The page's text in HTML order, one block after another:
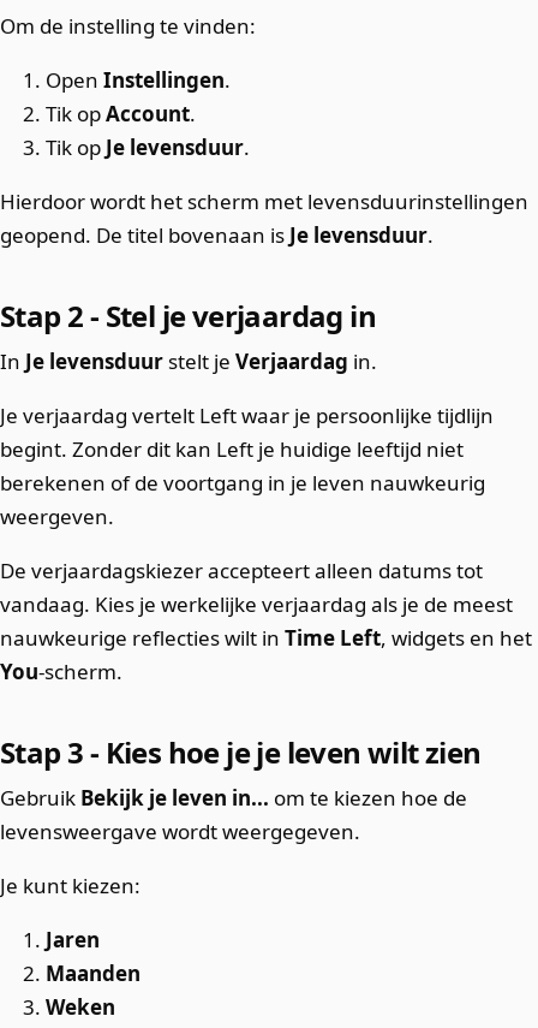
Om de instelling te vinden:
OpenInstellingen.
Tik opAccount.
Tik op Je levensduur.
Hierdoor wordt het scherm met levensduurinstellingen
geopend. De titel bovenaan is Je levensduur.
Stap 2 - Stel je verjaardag in
In Je levensduur stelt je Verjaardag in.
Je verjaardag vertelt Left waar je persoonlijke tijdlijn
begint. Zonder dit kan Left je huidige leeftijd niet
berekenen of de voortgang in je leven nauwkeurig
weergeven.
De verjaardagskiezer accepteert alleen datums tot
vandaag. Kies je werkelijke verjaardag als je de meest
nauwkeurige reflecties wilt in Time Left, widgets en het
You-scherm.
Stap 3 - Kies hoe je je leven wilt zien
Gebruik Bekijk je leven in... om te kiezen hoe de
levensweergave wordt weergegeven.
Je kunt kiezen:
Jaren
Maanden
Weken